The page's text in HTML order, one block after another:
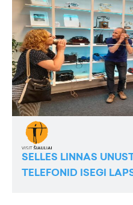
SELLES LINNAS
TELEFONID ISEGI